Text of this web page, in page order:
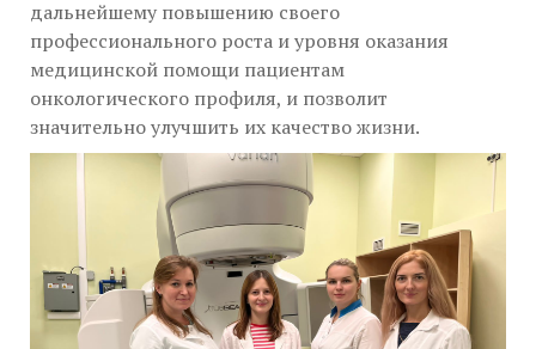
дальнейшему повышению своего
профессионального роста и уровня оказания
медицинской помощи пациентам
онкологического профиля, и позволит
значительно улучшить их качество жизни.